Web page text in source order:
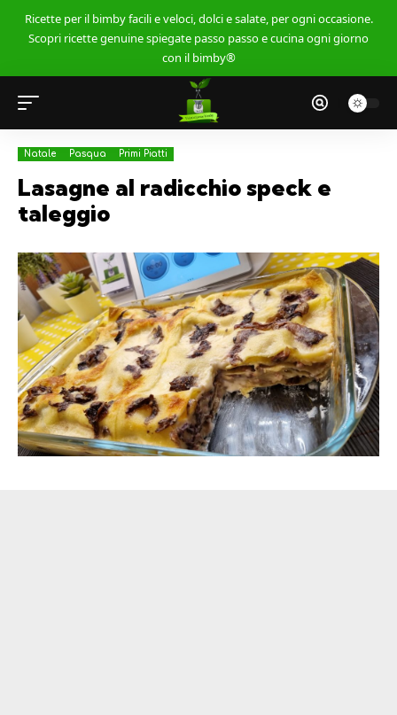
Ricette per il bimby facili e veloci, dolci e salate, per ogni occasione.
Scopri ricette genuine spiegate passo passo e cucina ogni giorno
con il bimby®
Natale Pasqua Primi Piatti
Lasagne al radicchio speck e
taleggio